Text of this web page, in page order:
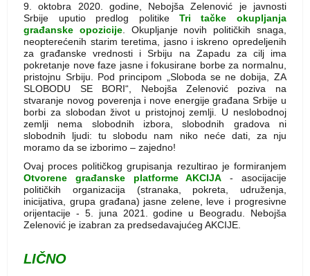
9. oktobra 2020. godine, Nebojša Zelenović je javnosti
Srbije uputio predlog politike Tri tačke okupljanja
građanske opozicije. Okupljanje novih političkih snaga,
neopterećenih starim teretima, jasno i iskreno opredeljenih
za građanske vrednosti i Srbiju na Zapadu za cilj ima
pokretanje nove faze jasne i fokusirane borbe za normalnu,
pristojnu Srbiju. Pod principom „Sloboda se ne dobija, ZA
SLOBODU SE BORI“, Nebojša Zelenović poziva na
stvaranje novog poverenja i nove energije građana Srbije u
borbi za slobodan život u pristojnoj zemlji. U neslobodnoj
zemlji nema slobodnih izbora, slobodnih gradova ni
slobodnih ljudi: tu slobodu nam niko neće dati, za nju
moramo da se izborimo – zajedno!
Ovaj proces političkog grupisanja rezultirao je formiranjem
Otvorene građanske platforme AKCIJA - asocijacije
političkih organizacija (stranaka, pokreta, udruženja,
inicijativa, grupa građana) jasne zelene, leve i progresivne
orijentacije - 5. juna 2021. godine u Beogradu. Nebojša
Zelenović je izabran za predsedavajućeg AKCIJE.
LIČNO